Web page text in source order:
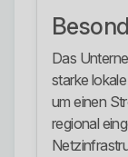
Das
starke
um einen
regional